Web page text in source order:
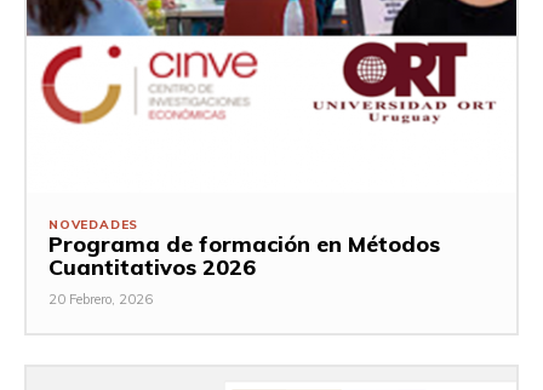
NOVEDADES
Programa de formación en Métodos
Cuantitativos 2026
20 Febrero, 2026